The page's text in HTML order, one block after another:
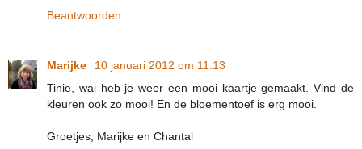
Beantwoorden
Marijke
10 januari 2012 om 11:13
Tinie, wai heb je weer een mooi kaartje gemaakt. Vind de
kleuren ook zo mooi! En de bloementoef is erg mooi.
Groetjes, Marijke en Chantal